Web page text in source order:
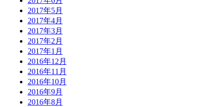
2017年5月
2017年4月
2017年3月
2017年2月
2017年1月
2016年12月
2016年11月
2016年10月
2016年9月
2016年8月